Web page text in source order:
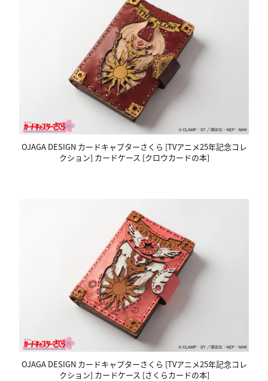
OJAGA DESIGN カードキャプターさくら [TVアニメ25年記念コレ
クション] カードケース [クロウカードの本]
OJAGA DESIGN カードキャプターさくら [TVアニメ25年記念コレ
クション] カードケース [さくらカードの本]